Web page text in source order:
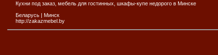
Кухни под заказ, мебель для гостинных, шкафы-купе недорого в Минске
Беларусь | Минск
http://zakazmebel.by